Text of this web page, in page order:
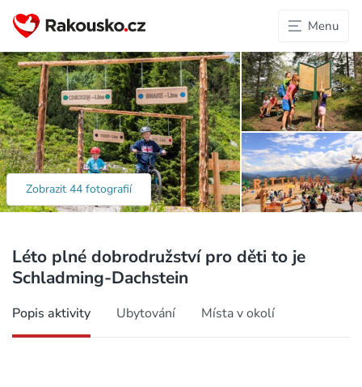
Menu
Zobrazit 44 fotografií
Léto plné dobrodružství pro děti to je
Schladming-Dachstein
Popis aktivity Ubytování Místa v okolí